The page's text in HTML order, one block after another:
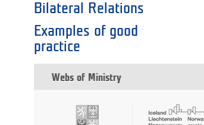
Bilateral Relations
Examples of good
practice
Webs of Ministry